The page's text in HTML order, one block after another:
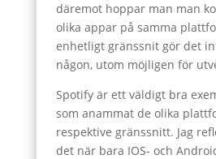
däremot hoppar man man
olika appar på samma
enhetligt gränssnit gör det
någon, utom möjligen för
Spotify är ett väldigt bra
som anammat de olika
respektive gränssnitt. Jag
det när bara IOS- och